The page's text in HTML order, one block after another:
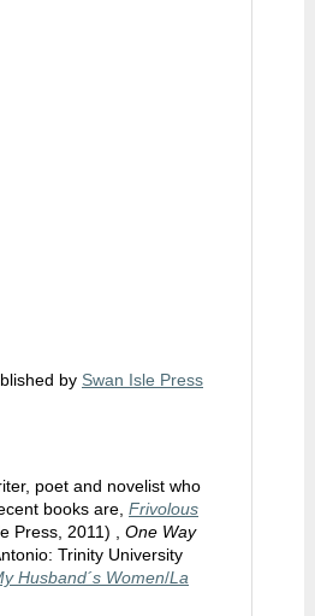
by Swan Isle Press
poet and novelist who
books are, Frivolous
Press, 2011) , One Way
Trinity University
Husband´s Women/La